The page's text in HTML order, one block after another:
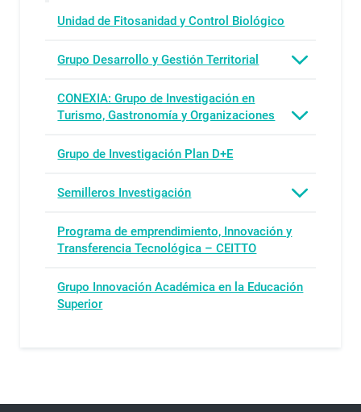
Unidad de Fitosanidad y Control Biológico
Grupo Desarrollo y Gestión Territorial
CONEXIA: Grupo de Investigación en
Turismo, Gastronomía y Organizaciones
Grupo de Investigación Plan D+E
Semilleros Investigación
Programa de emprendimiento, Innovación y
Transferencia Tecnológica – CEITTO
Grupo Innovación Académica en la Educación
Superior